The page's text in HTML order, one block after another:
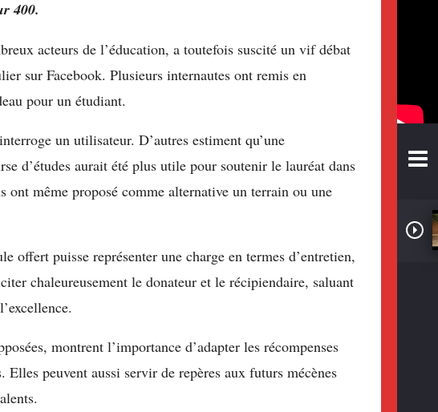
400.
acteurs de l’éducation, a toutefois suscité un vif débat
sur Facebook. Plusieurs internautes ont remis en
pour un étudiant.
un utilisateur. D’autres estiment qu’une
d’études aurait été plus utile pour soutenir le lauréat dans
ont même proposé comme alternative un terrain ou une
offert puisse représenter une charge en termes d’entretien,
chaleureusement le donateur et le récipiendaire, saluant
montrent l’importance d’adapter les récompenses
Elles peuvent aussi servir de repères aux futurs mécènes